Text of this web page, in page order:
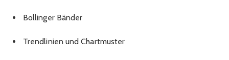
Bollinger Bänder
Trendlinien und Chartmuster